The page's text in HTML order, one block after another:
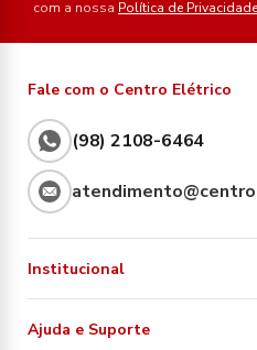
com a nossa Política de Privacidade
Fale com o Centro Elétrico
(98) 2108-6464
Institucional
Ajuda e Suporte